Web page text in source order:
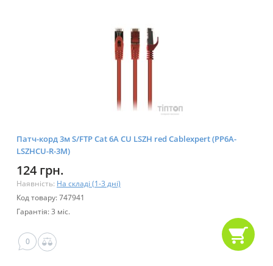
Патч-корд 3м S/FTP Cat 6A CU LSZH red Cablexpert (PP6A-
LSZHCU-R-3M)
124 грн.
Наявність: На складі (1-3 дні)
Код товару: 747941
Гарантія: 3 міс.
0